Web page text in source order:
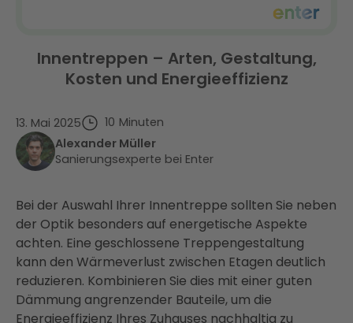
Innentreppen – Arten, Gestaltung,
Kosten und Energieeffizienz
13. Mai 2025 10 Minuten
Alexander Müller
Sanierungsexperte bei Enter
Bei der Auswahl Ihrer Innentreppe sollten Sie neben
der Optik besonders auf energetische Aspekte
achten. Eine geschlossene Treppengestaltung
kann den Wärmeverlust zwischen Etagen deutlich
reduzieren. Kombinieren Sie dies mit einer guten
Dämmung angrenzender Bauteile, um die
Energieeffizienz Ihres Zuhauses nachhaltig zu